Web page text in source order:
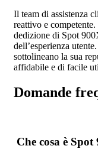
Il team di assistenza
reattivo e
dedizione di Spot
dell’esperienza
sottolineano la sua
affidabile e di facile
Domande
Che cosa è